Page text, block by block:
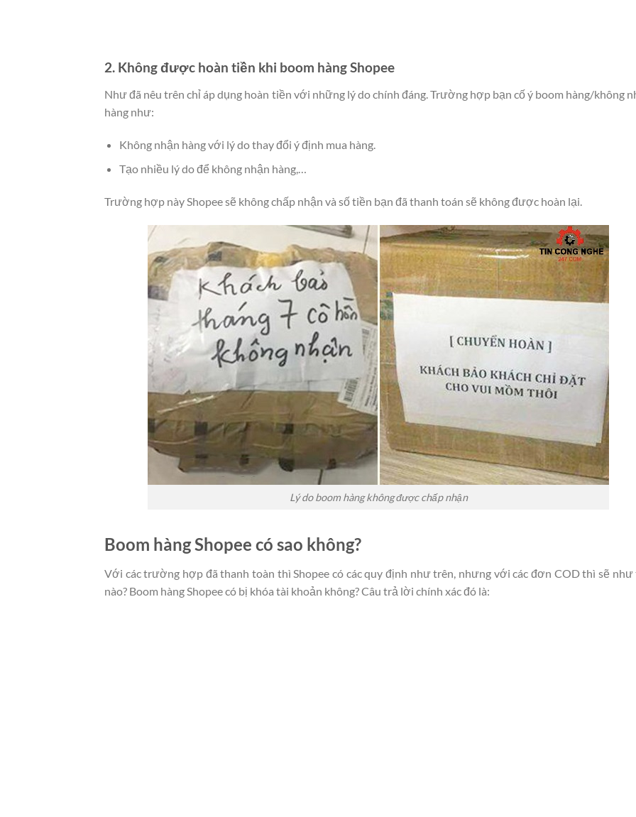
2. Không được hoàn tiền khi boom hàng Shopee
Như đã nêu trên chỉ áp dụng hoàn tiền với những lý do chính đáng. Trường hợp bạn cố ý boom hàng/không
hàng như:
Không nhận hàng với lý do thay đổi ý định mua hàng.
Tạo nhiều lý do để không nhận hàng,…
Trường hợp này Shopee sẽ không chấp nhận và số tiền bạn đã thanh toán sẽ không được hoàn lại.
Lý do boom hàng không được chấp nhận
Boom hàng Shopee có sao không?
Với các trường hợp đã thanh toàn thì Shopee có các quy định như trên, nhưng với các đơn COD thì sẽ
nào? Boom hàng Shopee có bị khóa tài khoản không? Câu trả lời chính xác đó là: